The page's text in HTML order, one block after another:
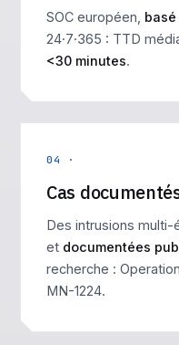
SOC européen,
24·7·365 : TTD
<30 minutes.
04 ·
Cas
Des intrusions
et documentées
recherche :
MN-1224.